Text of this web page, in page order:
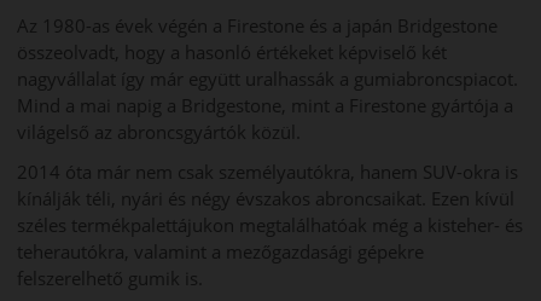
Az 1980-as évek végén a Firestone és a japán Bridgestone
összeolvadt, hogy a hasonló értékeket képviselő két
nagyvállalat így már együtt uralhassák a gumiabroncspiacot.
Mind a mai napig a Bridgestone, mint a Firestone gyártója a
világelső az abroncsgyártók közül.
2014 óta már nem csak személyautókra, hanem SUV-okra is
kínálják téli, nyári és négy évszakos abroncsaikat. Ezen kívül
széles termékpalettájukon megtalálhatóak még a kisteher- és
teherautókra, valamint a mezőgazdasági gépekre
felszerelhető gumik is.